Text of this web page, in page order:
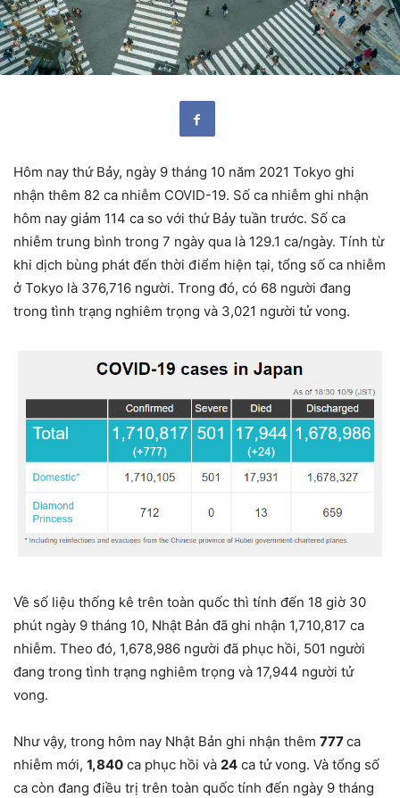
Hôm nay thứ Bảy, ngày 9 tháng 10 năm 2021 Tokyo ghi
nhận thêm 82 ca nhiễm COVID-19. Số ca nhiễm ghi nhận
hôm nay giảm 114 ca so với thứ Bảy tuần trước. Số ca
nhiễm trung bình trong 7 ngày qua là 129.1 ca/ngày. Tính từ
khi dịch bùng phát đến thời điểm hiện tại, tổng số ca nhiễm
ở Tokyo là 376,716 người. Trong đó, có 68 người đang
trong tình trạng nghiêm trọng và 3,021 người tử vong.
Về số liệu thống kê trên toàn quốc thì tính đến 18 giờ 30
phút ngày 9 tháng 10, Nhật Bản đã ghi nhận 1,710,817 ca
nhiễm. Theo đó, 1,678,986 người đã phục hồi, 501 người
đang trong tình trạng nghiêm trọng và 17,944 người tử
vong.
Như vậy, trong hôm nay Nhật Bản ghi nhận thêm 777ca
nhiễm mới, 1,840 ca phục hồi và 24 ca tử vong. Và tổng số
ca còn đang điều trị trên toàn quốc tính đến ngày 9 tháng